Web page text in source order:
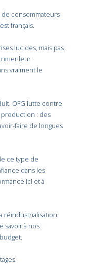
consommateurs
français.
lucides, mais pas
leur
vraiment le
OFG lutte contre
: des
faire de longues
ce type de
dans les
ici et à
réindustrialisation.
savoir à nos